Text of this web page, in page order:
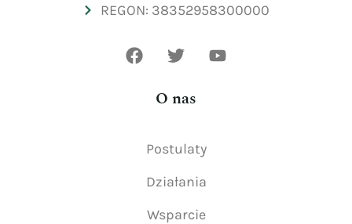
REGON: 38352958300000
O nas
Postulaty
Działania
Wsparcie